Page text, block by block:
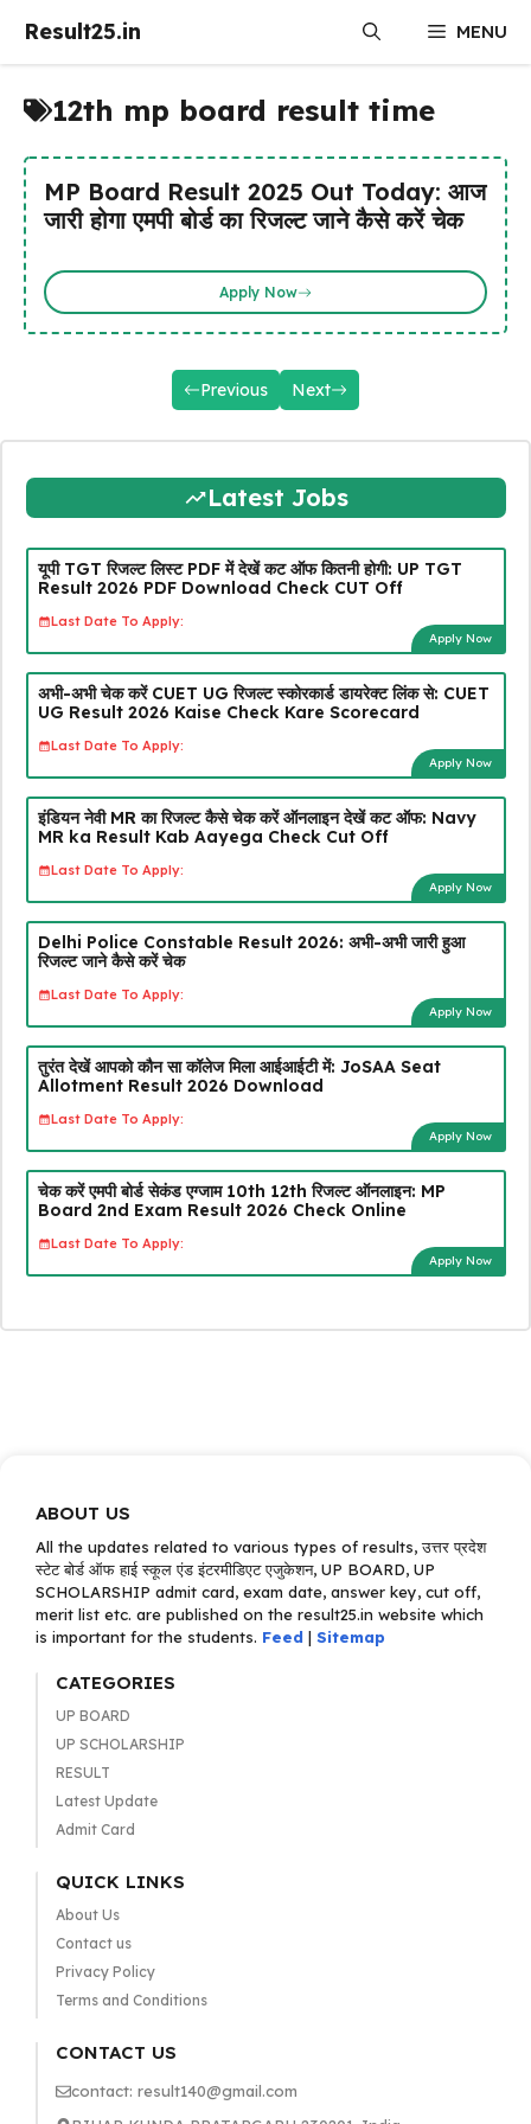
Result25.in MENU
12th mp board result time
MP Board Result 2025 Out Today: आज
जारी होगा एमपी बोर्ड का रिजल्ट जाने कैसे करें चेक
Apply Now
Previous Next
Latest Jobs
यूपी TGT रिजल्ट लिस्ट PDF में देखें कट ऑफ कितनी होगी: UP TGT
Result 2026 PDF Download Check CUT Off
Last Date To Apply:
Apply Now
अभी-अभी चेक करें CUET UG रिजल्ट स्कोरकार्ड डायरेक्ट लिंक से: CUET
UG Result 2026 Kaise Check Kare Scorecard
Last Date To Apply:
Apply Now
इंडियन नेवी MR का रिजल्ट कैसे चेक करें ऑनलाइन देखें कट ऑफ: Navy
MR ka Result Kab Aayega Check Cut Off
Last Date To Apply:
Apply Now
Delhi Police Constable Result 2026: अभी-अभी जारी हुआ
रिजल्ट जाने कैसे करें चेक
Last Date To Apply:
Apply Now
तुरंत देखें आपको कौन सा कॉलेज मिला आईआईटी में: JoSAA Seat
Allotment Result 2026 Download
Last Date To Apply:
Apply Now
चेक करें एमपी बोर्ड सेकंड एग्जाम 10th 12th रिजल्ट ऑनलाइन: MP
Board 2nd Exam Result 2026 Check Online
Last Date To Apply:
Apply Now
ABOUT US
All the updates related to various types of results, उत्तर प्रदेश
स्टेट बोर्ड ऑफ हाई स्कूल एंड इंटरमीडिएट एजुकेशन, UP BOARD, UP
SCHOLARSHIP admit card, exam date, answer key, cut off,
merit list etc. are published on the result25.in website which
is important for the students. Feed | Sitemap
CATEGORIES
UP BOARD
UP SCHOLARSHIP
RESULT
Latest Update
Admit Card
QUICK LINKS
About Us
Contact us
Privacy Policy
Terms and Conditions
CONTACT US
contact: result140@gmail.com